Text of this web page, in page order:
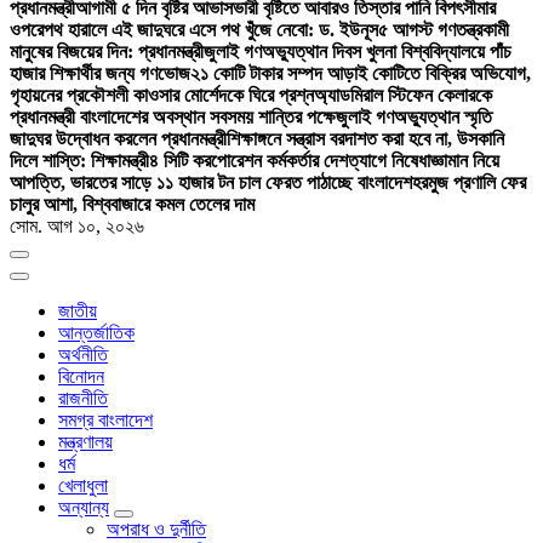
প্রধানমন্ত্রীআগামী ৫ দিন বৃষ্টির আভাসভারী বৃষ্টিতে আবারও তিস্তার পানি বিপৎসীমার
ওপরেপথ হারালে এই জাদুঘরে এসে পথ খুঁজে নেবো: ড. ইউনূস৫ আগস্ট গণতন্ত্রকামী
মানুষের বিজয়ের দিন: প্রধানমন্ত্রীজুলাই গণঅভ্যুত্থান দিবস খুলনা বিশ্ববিদ্যালয়ে পাঁচ
হাজার শিক্ষার্থীর জন্য গণভোজ২১ কোটি টাকার সম্পদ আড়াই কোটিতে বিক্রির অভিযোগ,
গৃহায়নের প্রকৌশলী কাওসার মোর্শেদকে ঘিরে প্রশ্নঅ্যাডমিরাল স্টিফেন কেলারকে
প্রধানমন্ত্রী বাংলাদেশের অবস্থান সবসময় শান্তির পক্ষেজুলাই গণঅভ্যুত্থান স্মৃতি
জাদুঘর উদ্বোধন করলেন প্রধানমন্ত্রীশিক্ষাঙ্গনে সন্ত্রাস বরদাশত করা হবে না, উসকানি
দিলে শাস্তি: শিক্ষামন্ত্রী৪ সিটি করপোরেশন কর্মকর্তার দেশত্যাগে নিষেধাজ্ঞামান নিয়ে
আপত্তি, ভারতের সাড়ে ১১ হাজার টন চাল ফেরত পাঠাচ্ছে বাংলাদেশহরমুজ প্রণালি ফের
চালুর আশা, বিশ্ববাজারে কমল তেলের দাম
সোম. আগ ১০, ২০২৬
জাতীয়
আন্তর্জাতিক
অর্থনীতি
বিনোদন
রাজনীতি
সমগ্র বাংলাদেশ
মন্ত্রণালয়
ধর্ম
খেলাধুলা
অন্যান্য
অপরাধ ও দুর্নীতি